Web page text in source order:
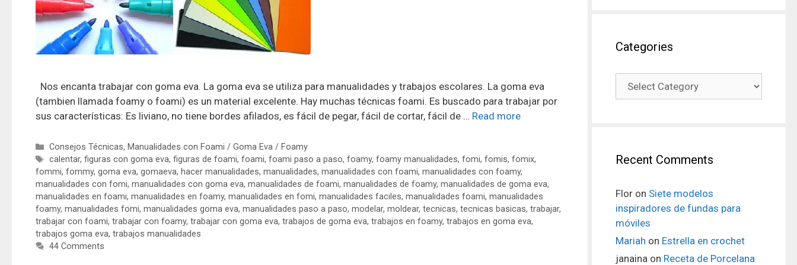
Nos encanta trabajar con goma eva. La goma eva se utiliza para manualidades y trabajos escolares. La goma eva
(tambien llamada foamy o foami) es un material excelente. Hay muchas técnicas foami. Es buscado para trabajar por
sus características: Es liviano, no tiene bordes afilados, es fácil de pegar, fácil de cortar, fácil de … Read more
Consejos Técnicas, Manualidades con Foami / Goma Eva / Foamy
calentar, figuras con goma eva, figuras de foami, foami, foami paso a paso, foamy, foamy manualidades, fomi, fomis, fomix,
fommi, fommy, goma eva, gomaeva, hacer manualidades, manualidades, manualidades con foami, manualidades con foamy,
manualidades con fomi, manualidades con goma eva, manualidades de foami, manualidades de foamy, manualidades de goma eva,
manualidades en foami, manualidades en foamy, manualidades en fomi, manualidades faciles, manualidades foami, manualidades
foamy, manualidades fomi, manualidades goma eva, manualidades paso a paso, modelar, moldear, tecnicas, tecnicas basicas, trabajar,
trabajar con foami, trabajar con foamy, trabajar con goma eva, trabajos de goma eva, trabajos en foamy, trabajos en goma eva,
trabajos goma eva, trabajos manualidades
44 Comments
Categories
Recent Comments
Flor on Siete modelos
inspiradores de fundas para
móviles
Mariah on Estrella en crochet
janaina on Receta de Porcelana